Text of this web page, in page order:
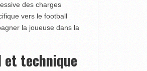
des charges
vers le football
la joueuse dans la
et technique